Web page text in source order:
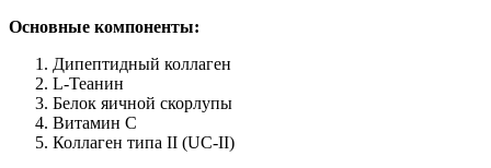
Основные компоненты:
Дипептидный коллаген
L-Теанин
Белок яичной скорлупы
Витамин C
Коллаген типа II (UC-II)